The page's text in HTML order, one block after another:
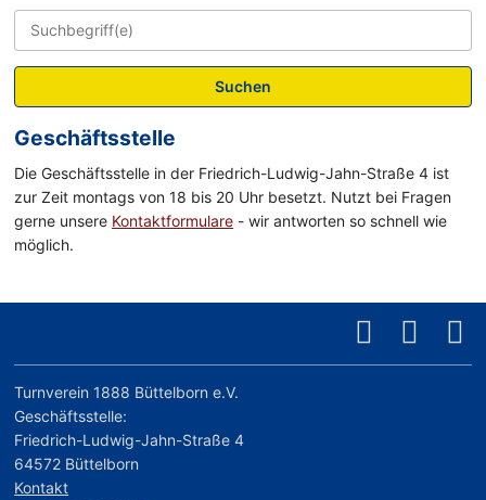
Suchen
Geschäftsstelle
Die Geschäftsstelle in der Friedrich-Ludwig-Jahn-Straße 4 ist
zur Zeit montags von 18 bis 20 Uhr besetzt. Nutzt bei Fragen
gerne unsere Kontaktformulare - wir antworten so schnell wie
möglich.
Turnverein 1888 Büttelborn e.V.
Geschäftsstelle:
Friedrich-Ludwig-Jahn-Straße 4
64572 Büttelborn
Kontakt